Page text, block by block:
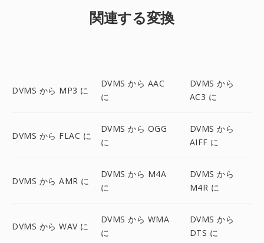
関連する変換
DVMS から MP3 に
DVMS から AAC
に
DVMS から
AC3 に
DVMS から FLAC に
DVMS から OGG
に
DVMS から
AIFF に
DVMS から AMR に
DVMS から M4A
に
DVMS から
M4R に
DVMS から WAV に
DVMS から WMA
に
DVMS から
DTS に